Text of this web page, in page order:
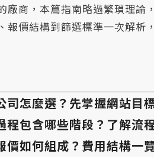
廠商，本篇指南略過繁瑣理論
報價結構到篩選標準一次解析
司怎麼選？先掌握網站目
程包含哪些階段？了解流
價如何組成？費用結構一